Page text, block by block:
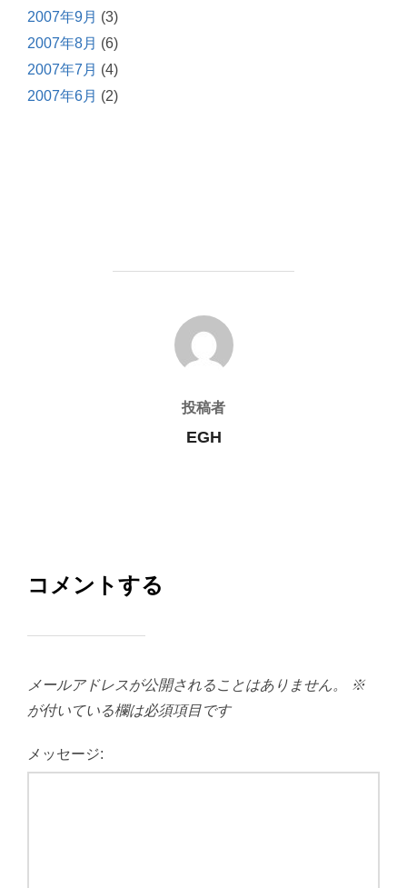
2007年9月 (3)
2007年8月 (6)
2007年7月 (4)
2007年6月 (2)
投稿者
投稿者
EGH
コメントする
メールアドレスが公開されることはありません。
※
が付いている欄は必須項目です
メッセージ: